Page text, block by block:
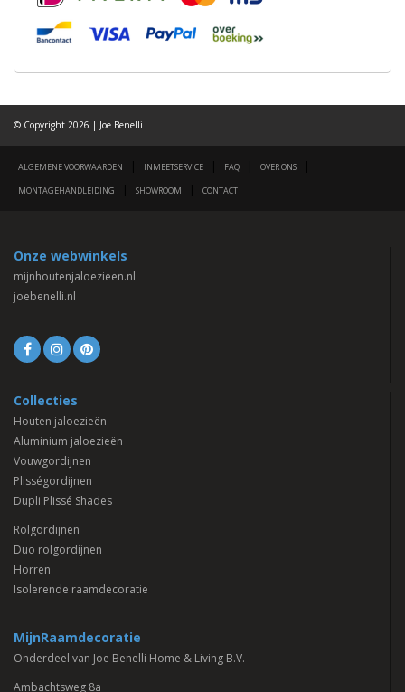
© Copyright 2026 | Joe Benelli
ALGEMENE VOORWAARDEN INMEETSERVICE FAQ OVER ONS
MONTAGEHANDLEIDING SHOWROOM CONTACT
Onze webwinkels
mijnhoutenjaloezieen.nl
joebenelli.nl
Collecties
Houten jaloezieën
Aluminium jaloezieën
Vouwgordijnen
Plisségordijnen
Dupli Plissé Shades
Rolgordijnen
Duo rolgordijnen
Horren
Isolerende raamdecoratie
MijnRaamdecoratie
Onderdeel van Joe Benelli Home & Living B.V.
Ambachtsweg 8a